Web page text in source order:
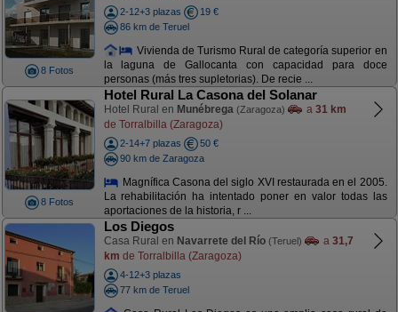
8 Fotos
2-12+3 plazas
19 €
86 km de Teruel
Vivienda de Turismo Rural de categoría superior en
la laguna de Gallocanta con capacidad para doce
personas (más tres supletorias). De recie ...
8 Fotos
Hotel Rural La Casona del Solanar
Hotel Rural en Munébrega (Zaragoza) a 31 km
de Torralbilla (Zaragoza)
2-14+7 plazas
50 €
90 km de Zaragoza
Magnífica Casona del siglo XVI restaurada en el 2005.
La rehabilitación ha intentado poner en valor todas las
aportaciones de la historia, r ...
Los Diegos
Casa Rural en Navarrete del Río (Teruel) a 31,7
km de Torralbilla (Zaragoza)
4-12+3 plazas
77 km de Teruel